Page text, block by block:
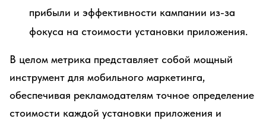
прибыли и эффективности кампании из-за
фокуса на стоимости установки приложения.
В целом метрика представляет собой мощный
инструмент для мобильного маркетинга,
обеспечивая рекламодателям точное определение
стоимости каждой установки приложения и